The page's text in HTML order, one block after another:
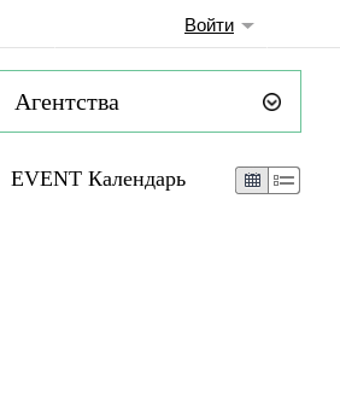
Войти
Агентства
EVENT Календарь